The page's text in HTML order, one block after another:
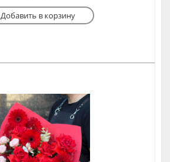
Добавить в корзину